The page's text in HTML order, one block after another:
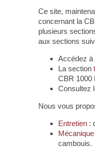
Ce site,
concernant la
plusieurs
aux sections
Accédez à
La section
CBR 1000
Consultez
Nous vous
Entretien:
Mécanique
cambouis.